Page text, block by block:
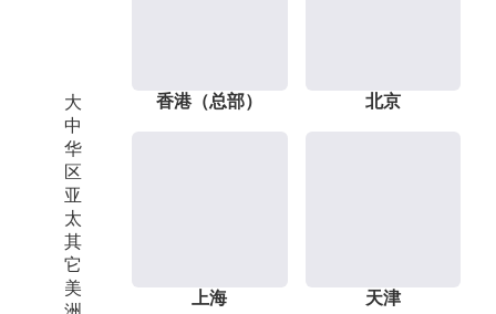
大
中
华
区
亚
太
其
它
美
香港（总部） 北京
上海 天津